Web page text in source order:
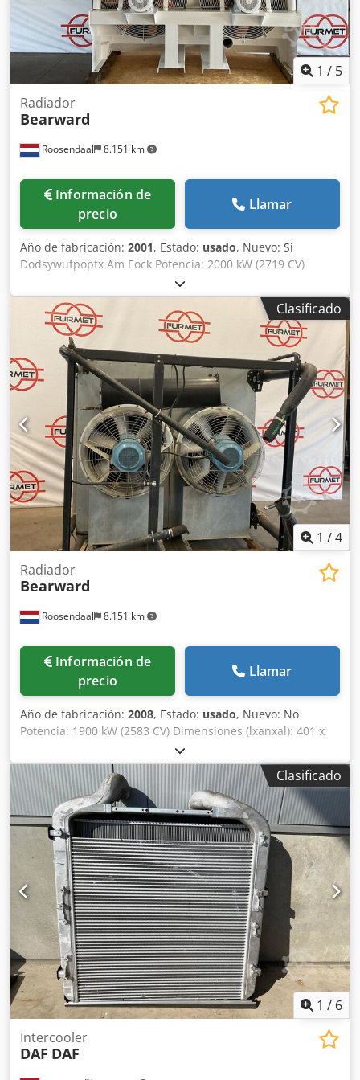
1 / 5
Roosendaal 8.151 km
Radiador
Bearward
Información de
precio
Llamar
Año de fabricación: 2001, Estado: usado, Nuevo: Sí
Dodsywufpopfx Am Eock Potencia: 2000 kW (2719 CV)
Dimensiones (lxanxal): 230 x 110 x 270 cm
Clasificado
1 /4
Roosendaal 8.151 km
Radiador
Bearward
Información de
precio
Llamar
Año de fabricación: 2008, Estado: usado, Nuevo: No
Potencia: 1900 kW (2583 CV) Dimensiones (lxanxal): 401 x
140 x 211 cm IVA/margen: IVA deducible Dsdpfx
Amsywtzps Ejck
Clasificado
1 / 6
Intercooler
DAF DAF